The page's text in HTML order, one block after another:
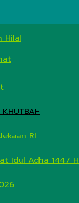
Hilal
KHUTBAH
RI
Idul Adha 1447 H